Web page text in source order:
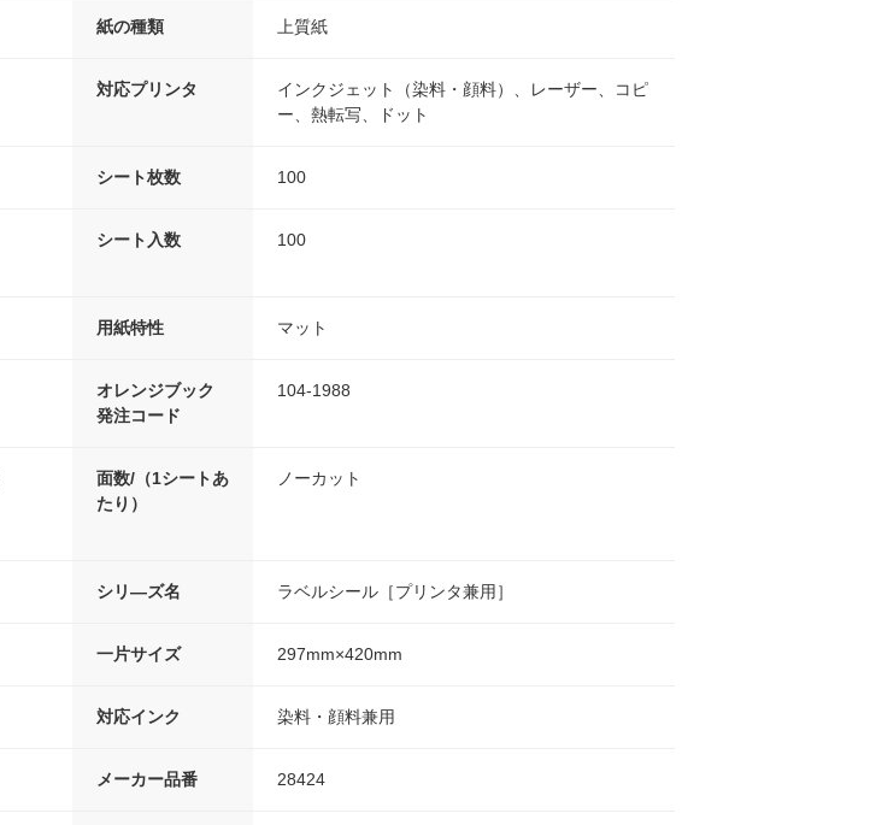
紙の種類 上質紙
対応プリンタ
インクジェット（染料・顔料）、レーザー、コピ
ー、熱転写、ドット
シート枚数 100
シート入数 100
用紙特性 マット
オレンジブック
発注コード
104-1988
面数/（1シートあ
たり）
ノーカット
シリ―ズ名 ラベルシール［プリンタ兼用］
一片サイズ 297mm×420mm
対応インク 染料・顔料兼用
メーカー品番 28424